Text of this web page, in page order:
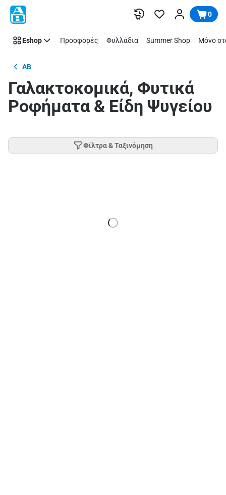
Παράλειψη 0
Eshop Προσφορές Φυλλάδια Summer Shop Μόνο
AB
Γαλακτοκομικά, Φυτικά
Ροφήματα & Είδη Ψυγείου
Φίλτρα & Ταξινόμηση